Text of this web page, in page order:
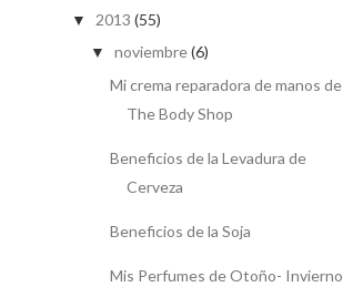
▼ 2013 (55)
▼ noviembre(6)
Mi crema reparadora de manos de
The Body Shop
Beneficios de la Levadura de
Cerveza
Beneficios de la Soja
Mis Perfumes de Otoño- Invierno